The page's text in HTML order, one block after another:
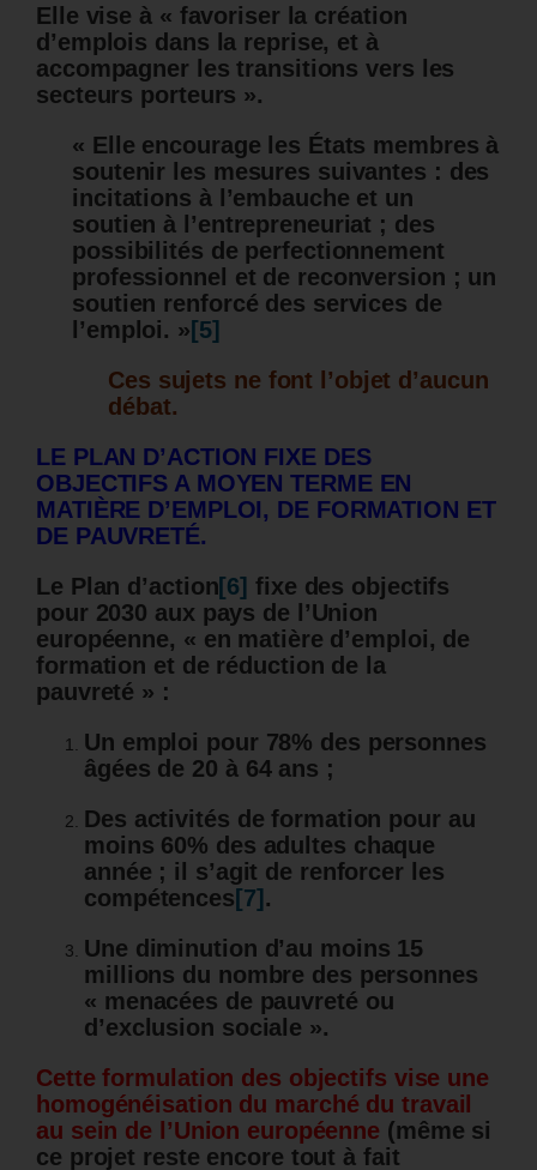
Elle vise à « favoriser la création
d’emplois dans la reprise, et à
accompagner les transitions vers les
secteurs porteurs ».
« Elle encourage les États membres à
soutenir les mesures suivantes : des
incitations à l’embauche et un
soutien à l’entrepreneuriat ; des
possibilités de perfectionnement
professionnel et de reconversion ; un
soutien renforcé des services de
l’emploi. » [5]
Ces sujets ne font l’objet d’aucun
débat.
LE PLAN D’ACTION FIXE DES
OBJECTIFS A MOYEN TERME EN
MATIÈRE D’EMPLOI, DE FORMATION ET
DE PAUVRETÉ.
Le Plan d’action[6] fixe des objectifs
pour 2030 aux pays de l’Union
européenne, « en matière d’emploi, de
formation et de réduction de la
pauvreté » :
Un emploi pour 78% des personnes
âgées de 20 à 64 ans ;
Des activités de formation pour au
moins 60% des adultes chaque
année ; il s’agit de renforcer les
compétences [7] .
Une diminution d’au moins 15
millions du nombre des personnes
« menacées de pauvreté ou
d’exclusion sociale ».
Cette formulation des objectifs vise une
homogénéisation du marché du travail
au sein de l’Union européenne (même si
ce projet reste encore tout à fait